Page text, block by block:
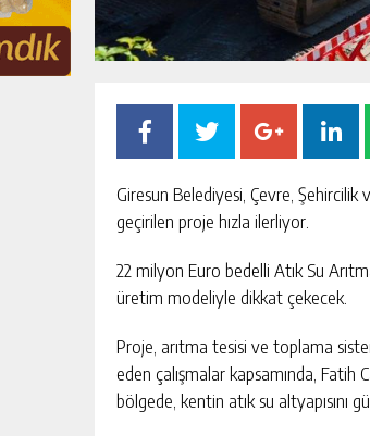
Giresun Belediyesi, Çevre,
geçirilen proje hızla ilerliyor.
22 milyon Euro bedelli Atık Su
üretim modeliyle dikkat çekecek.
Proje, arıtma tesisi ve toplama
eden çalışmalar kapsamında, Fatih
bölgede, kentin atık su altyapısını